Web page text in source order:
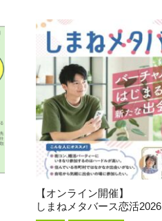
【オンライン開催】
しまねメタバース恋活2026